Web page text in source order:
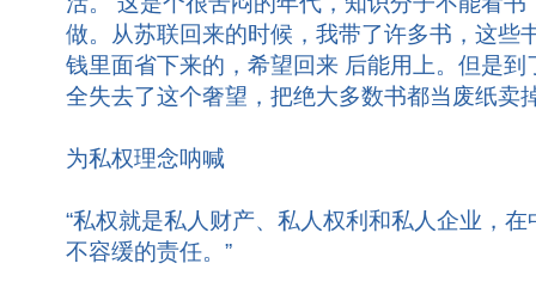
做。从苏联回来的时候，我带了许多书，这些
钱里面省下来的，希望回来 后能用上。但是到
全失去了这个奢望，把绝大多数书都当废纸卖
为私权理念呐喊
“私权就是私人财产、私人权利和私人企业，
不容缓的责任。”